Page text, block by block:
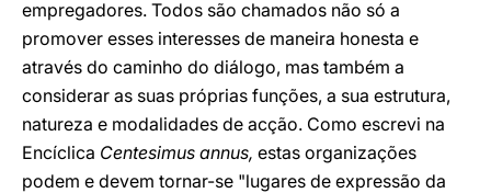
empregadores. Todos são chamados não só a
promover esses interesses de maneira honesta e
através do caminho do diálogo, mas também a
considerar as suas próprias funções, a sua estrutura,
natureza e modalidades de acção. Como escrevi na
Encíclica Centesimus annus, estas organizações
podem e devem tornar-se "lugares de expressão da